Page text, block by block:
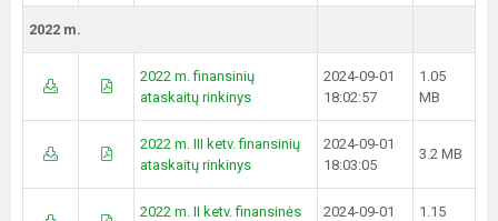
2022 m.
2022 m. finansinių
ataskaitų rinkinys
2024-09-01
18:02:57
1.05
MB
2022 m. III ketv. finansinių
ataskaitų rinkinys
2024-09-01
18:03:05
3.2 MB
2022 m. II ketv. finansinės
2024-09-01
1.15